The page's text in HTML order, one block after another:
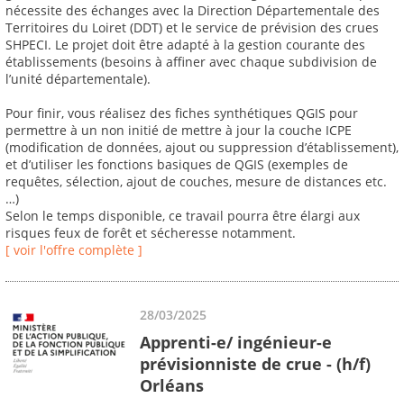
nécessite des échanges avec la Direction Départementale des
Territoires du Loiret (DDT) et le service de prévision des crues
SHPECI. Le projet doit être adapté à la gestion courante des
établissements (besoins à affiner avec chaque subdivision de
l’unité départementale).
Pour finir, vous réalisez des fiches synthétiques QGIS pour
permettre à un non initié de mettre à jour la couche ICPE
(modification de données, ajout ou suppression d’établissement),
et d’utiliser les fonctions basiques de QGIS (exemples de
requêtes, sélection, ajout de couches, mesure de distances etc.
…)
Selon le temps disponible, ce travail pourra être élargi aux
risques feux de forêt et sécheresse notamment.
[ voir l'offre complète ]
28/03/2025
Apprenti-e/ ingénieur-e
prévisionniste de crue - (h/f)
Orléans